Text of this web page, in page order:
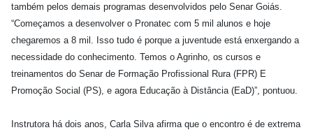
também pelos demais programas desenvolvidos pelo Senar Goiás.
“Começamos a desenvolver o Pronatec com 5 mil alunos e hoje
chegaremos a 8 mil. Isso tudo é porque a juventude está enxergando a
necessidade do conhecimento. Temos o Agrinho, os cursos e
treinamentos do Senar de Formação Profissional Rura (FPR) E
Promoção Social (PS), e agora Educação à Distância (EaD)”, pontuou.
Instrutora há dois anos, Carla Silva afirma que o encontro é de extrema